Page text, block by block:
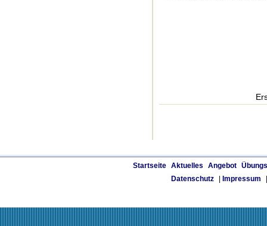
Startseite Aktuelles Angebot
Datenschutz
Impressum